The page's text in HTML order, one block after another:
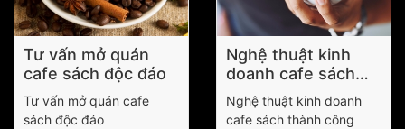
Tư vấn mở quán
cafe sách độc đáo
Tư vấn mở quán cafe
sách độc đáo
Nghệ thuật kinh
doanh cafe sách
thành công
Nghệ thuật kinh doanh
cafe sách thành công